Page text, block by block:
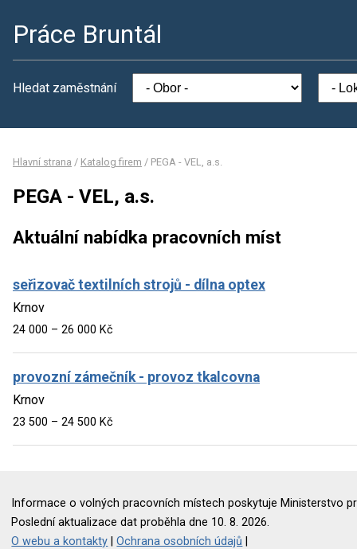
Práce Bruntál
Hledat zaměstnání
Hlavní strana / Katalog firem / PEGA - VEL, a.s.
PEGA - VEL, a.s.
Aktuální nabídka pracovních míst
seřizovač textilních strojů - dílna optex
Krnov
24 000 – 26 000 Kč
provozní zámečník - provoz tkalcovna
Krnov
23 500 – 24 500 Kč
Informace o volných pracovních místech poskytuje Ministerstvo
Poslední aktualizace dat proběhla dne 10. 8. 2026.
O webu a kontakty |Ochrana osobních údajů